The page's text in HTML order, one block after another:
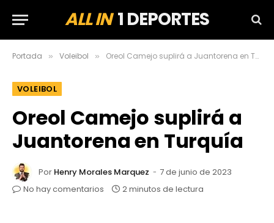
ALL IN1 DEPORTES
Portada » Voleibol » Oreol Camejo suplirá a Juantorena en Turquía
VOLEIBOL
Oreol Camejo suplirá a
Juantorena en Turquía
Por Henry Morales Marquez
7 de junio de 2023
No hay comentarios
2 minutos de lectura